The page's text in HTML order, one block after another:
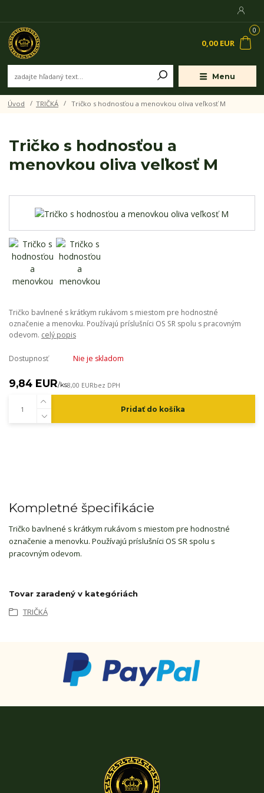
Menu
0
0,00 EUR
Úvod TRIČKÁ Tričko s hodnosťou a menovkou oliva veľkosť M
Tričko s hodnosťou a
menovkou oliva veľkosť M
Tričko bavlnené s krátkym rukávom s miestom pre hodnostné
označenie a menovku. Používajú príslušníci OS SR spolu s pracovným
odevom. celý popis
Dostupnosť Nie je skladom
9,84 EUR/ks8,00 EURbez DPH
Pridať do košíka
Kompletné špecifikácie
Tričko bavlnené s krátkym rukávom s miestom pre hodnostné
označenie a menovku. Používajú príslušníci OS SR spolu s
pracovným odevom.
Tovar zaradený v kategóriách
TRIČKÁ